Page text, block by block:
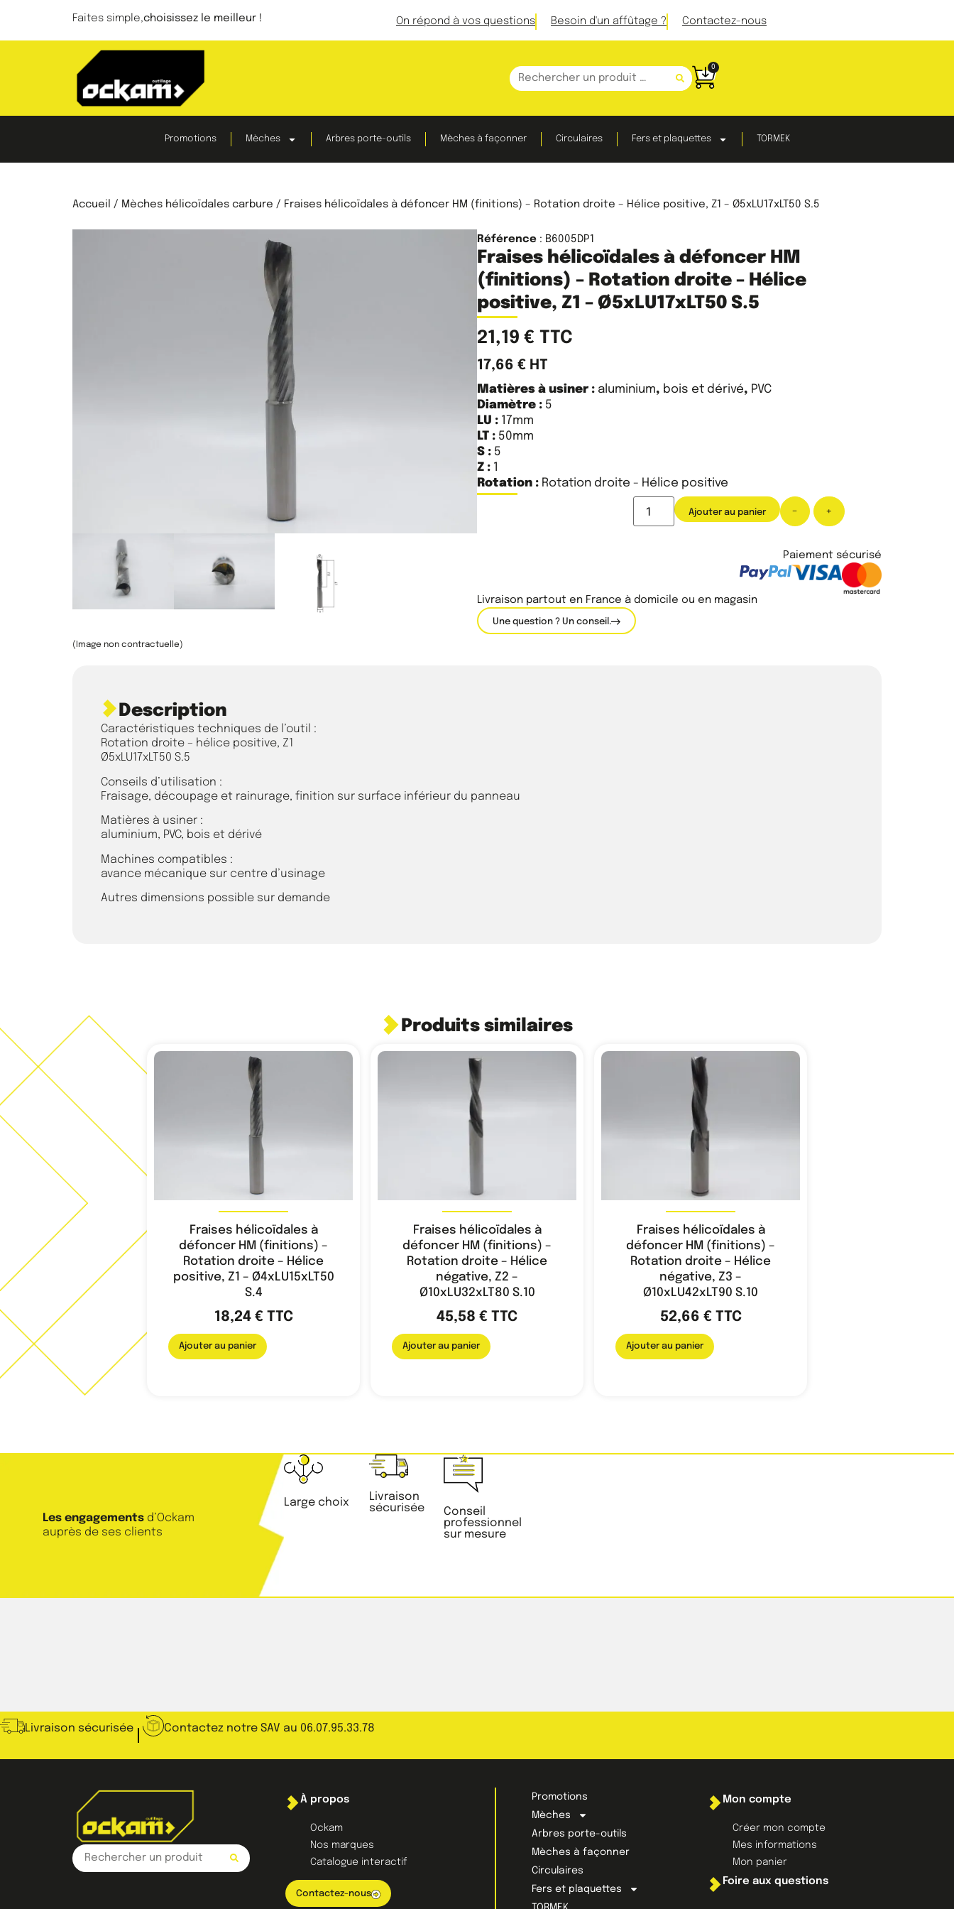
Faites simple,choisissez le meilleur ! On répond à vos questions Besoin d'un affûtage ? Contactez-nous
0
Promotions Mèches Arbres porte-outils Mèches à façonner Circulaires Fers et plaquettes TORMEK
Accueil / Mèches hélicoïdales carbure / Fraises hélicoïdales à défoncer HM (finitions) – Rotation droite – Hélice positive, Z1 – Ø5xLU17xLT50 S.5
(Image non contractuelle)
Référence : B6005DP1
Fraises hélicoïdales à défoncer HM
(finitions) – Rotation droite – Hélice
positive, Z1 – Ø5xLU17xLT50 S.5
21,19 € TTC
17,66 € HT
Matières à usiner : aluminium, bois et dérivé, PVC
Diamètre : 5
LU : 17mm
LT : 50mm
S : 5
Z : 1
Rotation : Rotation droite - Hélice positive
- +
Ajouter au panier
Paiement sécurisé
Livraison partout en France à domicile ou en magasin
Une question ? Un conseil.
Description
Caractéristiques techniques de l’outil :
Rotation droite – hélice positive, Z1
Ø5xLU17xLT50 S.5
Conseils d’utilisation :
Fraisage, découpage et rainurage, finition sur surface inférieur du panneau
Matières à usiner :
aluminium, PVC, bois et dérivé
Machines compatibles :
avance mécanique sur centre d’usinage
Autres dimensions possible sur demande
Produits similaires
Fraises hélicoïdales à
défoncer HM (finitions) –
Rotation droite – Hélice
positive, Z1 – Ø4xLU15xLT50
S.4
18,24 €TTC
Ajouter au panier
Fraises hélicoïdales à
défoncer HM (finitions) –
Rotation droite – Hélice
négative, Z2 –
Ø10xLU32xLT80 S.10
45,58 € TTC
Ajouter au panier
Fraises hélicoïdales à
défoncer HM (finitions) –
Rotation droite – Hélice
négative, Z3 –
Ø10xLU42xLT90 S.10
52,66 €TTC
Ajouter au panier
Les engagements d’Ockam
auprès de ses clients
Large choix
Livraison
sécurisée
Conseil
professionnel
sur mesure
Livraison sécurisée Contactez notre SAV au 06.07.95.33.78
À propos
Ockam
Nos marques
Catalogue interactif
Contactez-nous
Promotions
Mèches
Arbres porte-outils
Mèches à façonner
Circulaires
Fers et plaquettes
Mon compte
Créer mon compte
Mes informations
Mon panier
Foire aux questions